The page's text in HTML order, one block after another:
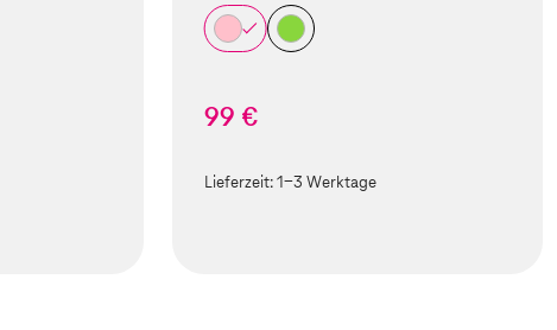
99 €
Lieferzeit:1-3 Werktage